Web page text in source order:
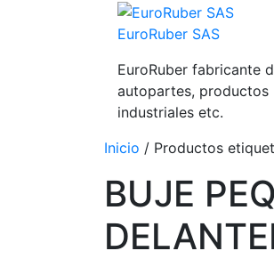
EuroRuber SAS
EuroRuber fabricante
autopartes, productos
industriales etc.
Inicio / Productos
BUJE